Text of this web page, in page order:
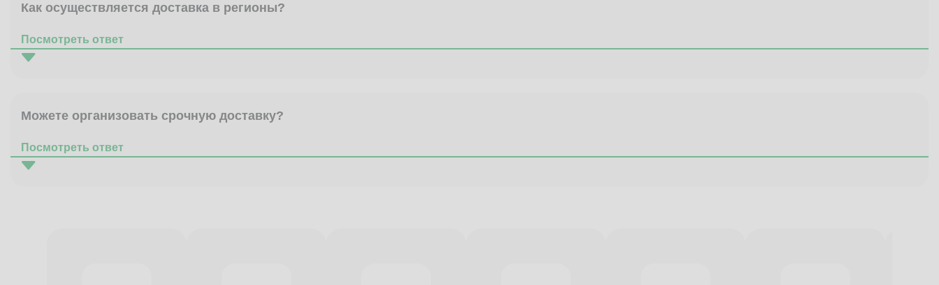
Как осуществляется доставка в регионы?
Посмотреть ответ
Можете организовать срочную доставку?
Посмотреть ответ